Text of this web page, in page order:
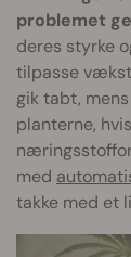
problemet
deres styrke
tilpasse
gik tabt,
planterne,
med
takke med et